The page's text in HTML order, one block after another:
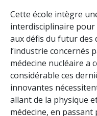
Cette école intègre
interdisciplinaire
aux défis du futur des
l’industrie concernés
médecine nucléaire a
considérable ces
innovantes
allant de la physique
médecine, en